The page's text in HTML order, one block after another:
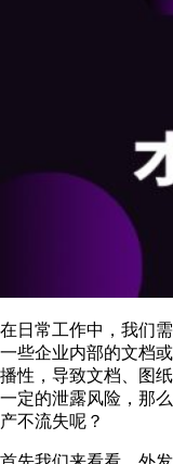
在日常工作中，我们
一些企业内部的文档
播性，导致文档、图
一定的泄露风险，那么
产不流失呢？